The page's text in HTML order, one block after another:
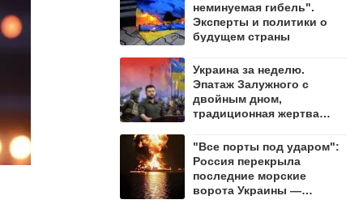
неминуемая гибель".
Эксперты и политики о
будущем страны
Украина за неделю.
Эпатаж Залужного с
двойным дном,
традиционная жертва
Умерова
"Все порты под ударом":
Россия перекрыла
последние морские
ворота Украины —